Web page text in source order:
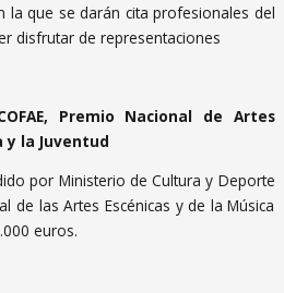
la que se darán cita profesionales del
disfrutar de representaciones
Premio Nacional de Artes
y la Juventud
por Ministerio de Cultura y Deporte
de las Artes Escénicas y de la Música
euros.